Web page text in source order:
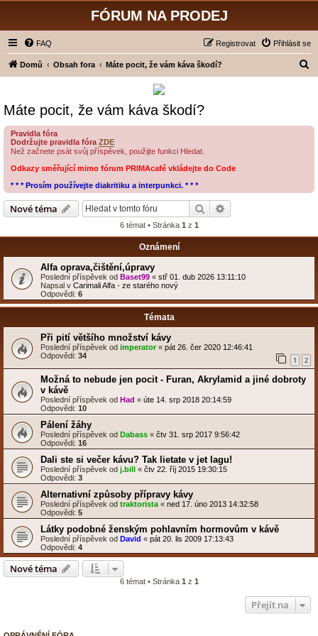
FÓRUM NA PRODEJ
FAQ Přihlásit se
Registrovat
Domů Obsah fora Máte pocit, že vám káva škodí?
a
Máte pocit, že vám káva škodí?
Pravidla fóra
Dodržujte pravidla fóra ZDE
Než začnete psát svůj příspěvek, použijte funkci Hledat.
Odkazy směřující mimo fórum PRIMAcafé vkládejte do Code
* * * Prosím používejte diakritiku a interpunkci. * * *
Nové téma Hledat
6 témat • Stránka 1 z 1
Oznámení
Alfa oprava,čištění,úpravy
Poslední příspěvek od Baset99 « stř 01. dub 2026 13:11:10
Napsal v Carimali Alfa - ze starého nový
Odpovědi: 6
Témata
Při pití většího množství kávy
Poslední příspěvek od imperator« pát 26. čer 2020 12:46:41
Odpovědi: 34 1 2
Možná to nebude jen pocit - Furan, Akrylamid a jiné dobroty
v kávě
Poslední příspěvek od Had « úte 14. srp 2018 20:14:59
Odpovědi: 10
Pálení žáhy
Poslední příspěvek od Dabass « čtv 31. srp 2017 9:56:42
Odpovědi: 16
Dali ste si večer kávu? Tak lietate v jet lagu!
Poslední příspěvek od j.bill « čtv 22. říj 2015 19:30:15
Odpovědi: 3
Alternativní způsoby přípravy kávy
Poslední příspěvek od traktorista « ned 17. úno 2013 14:32:58
Odpovědi: 5
Látky podobné ženským pohlavním hormovům v kávě
Poslední příspěvek od David « pát 20. lis 2009 17:13:43
Odpovědi: 4
Nové téma
6 témat • Stránka 1 z 1
Přejít na